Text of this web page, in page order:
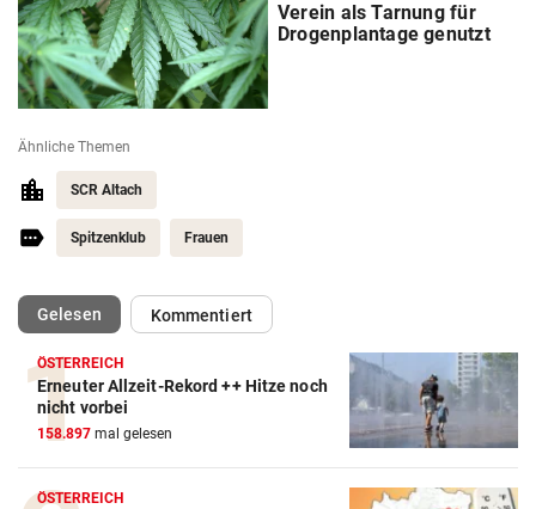
Verein als Tarnung für
Drogenplantage genutzt
Ähnliche Themen
SCR Altach
Spitzenklub Frauen
Gelesen(ausgewählt)Kommentiert
ÖSTERREICH
Erneuter Allzeit-Rekord ++ Hitze noch
nicht vorbei
158.897 mal gelesen
ÖSTERREICH